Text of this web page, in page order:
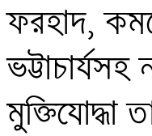
ফরহাদ,
মুক্তিযোদ্ধা